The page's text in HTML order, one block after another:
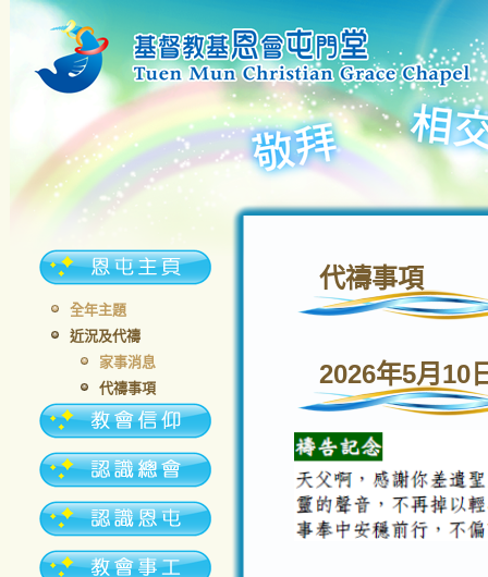
全年主題
近況及代禱
家事消息
代禱事項
代禱事項
2026年5月10